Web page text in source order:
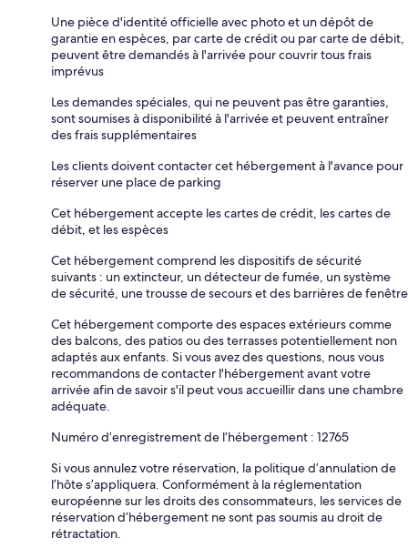
Une pièce d'identité officielle avec photo et un dépôt de
garantie en espèces, par carte de crédit ou par carte de débit,
peuvent être demandés à l'arrivée pour couvrir tous frais
imprévus
Les demandes spéciales, qui ne peuvent pas être garanties,
sont soumises à disponibilité à l'arrivée et peuvent entraîner
des frais supplémentaires
Les clients doivent contacter cet hébergement à l'avance pour
réserver une place de parking
Cet hébergement accepte les cartes de crédit, les cartes de
débit, et les espèces
Cet hébergement comprend les dispositifs de sécurité
suivants : un extincteur, un détecteur de fumée, un système
de sécurité, une trousse de secours et des barrières de fenêtre
Cet hébergement comporte des espaces extérieurs comme
des balcons, des patios ou des terrasses potentiellement non
adaptés aux enfants. Si vous avez des questions, nous vous
recommandons de contacter l'hébergement avant votre
arrivée afin de savoir s'il peut vous accueillir dans une chambre
adéquate.
Numéro d’enregistrement de l’hébergement : 12765
Si vous annulez votre réservation, la politique d’annulation de
l’hôte s’appliquera. Conformément à la réglementation
européenne sur les droits des consommateurs, les services de
réservation d’hébergement ne sont pas soumis au droit de
rétractation.